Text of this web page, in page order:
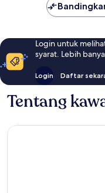
Login untuk
syarat. Lebih
Login Daftar
Tentang